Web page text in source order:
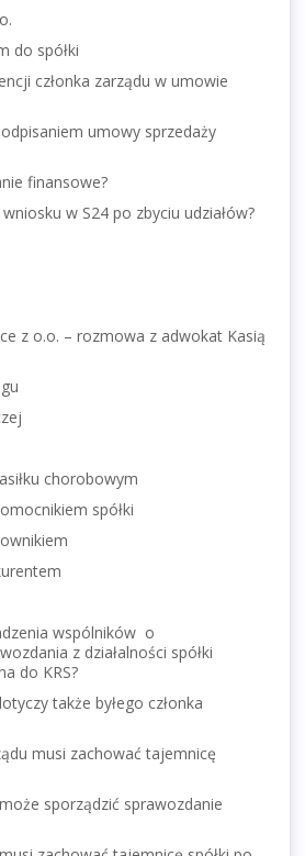
do spółki
członka zarządu w umowie
umowy sprzedaży
finansowe?
w S24 po zbyciu udziałów?
z o.o. – rozmowa z adwokat Kasią
chorobowym
spółki
wspólników o
z działalności spółki
do KRS?
także byłego członka
musi zachować tajemnicę
sporządzić sprawozdanie